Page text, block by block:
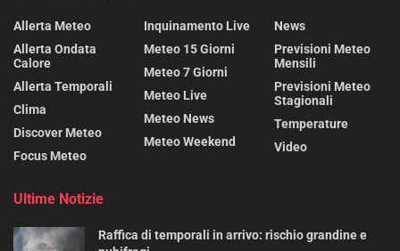
Allerta Meteo
Allerta Ondata
Calore
Allerta Temporali
Clima
Discover Meteo
Focus Meteo
Inquinamento Live
Meteo 15 Giorni
Meteo 7 Giorni
Meteo Live
Meteo News
Meteo Weekend
News
Previsioni Meteo
Mensili
Previsioni Meteo
Stagionali
Temperature
Video
Ultime Notizie
Raffica di temporali in arrivo: rischio grandine e